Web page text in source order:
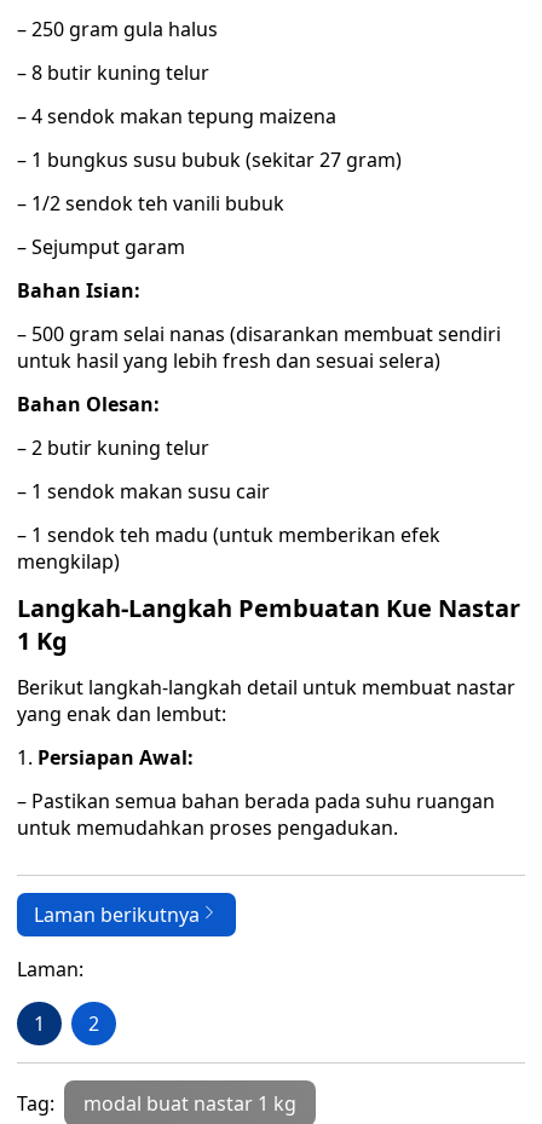
– 250 gram gula halus
– 8 butir kuning telur
– 4 sendok makan tepung maizena
– 1 bungkus susu bubuk (sekitar 27 gram)
– 1/2 sendok teh vanili bubuk
– Sejumput garam
Bahan Isian:
– 500 gram selai nanas (disarankan membuat sendiri
untuk hasil yang lebih fresh dan sesuai selera)
Bahan Olesan:
– 2 butir kuning telur
– 1 sendok makan susu cair
– 1 sendok teh madu (untuk memberikan efek
mengkilap)
Langkah-Langkah Pembuatan Kue Nastar
1 Kg
Berikut langkah-langkah detail untuk membuat nastar
yang enak dan lembut:
1. Persiapan Awal:
– Pastikan semua bahan berada pada suhu ruangan
untuk memudahkan proses pengadukan.
Laman berikutnya
Laman:
1 2
Tag: modal buat nastar 1 kg